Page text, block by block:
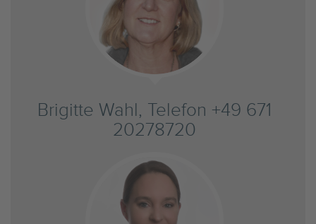
Brigitte Wahl, Telefon +49 671
20278720